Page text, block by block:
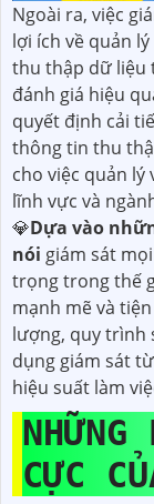
Ngoài ra, việc
lợi ích về quản
thu thập dữ liệu
đánh giá hiệu
quyết định cải
thông tin thu
cho việc quản
lĩnh vực và
💎Dựa vào
nói giám sát
trọng trong thế
mạnh mẽ và
lượng, quy trình
dụng giám sát
hiệu suất làm
CỰC